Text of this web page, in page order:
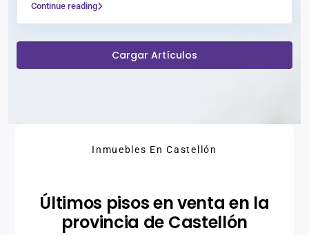
Continue reading
Cargar Artículos
Inmuebles En Castellón
Últimos pisos en venta en la
provincia de Castellón